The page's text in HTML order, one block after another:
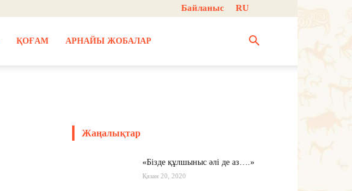
Байланыс RU
ҚОҒАМ АРНАЙЫ ЖОБАЛАР
Жаңалықтар
«Бізде құлшыныс әлі де аз….»
Қазан 20, 2020